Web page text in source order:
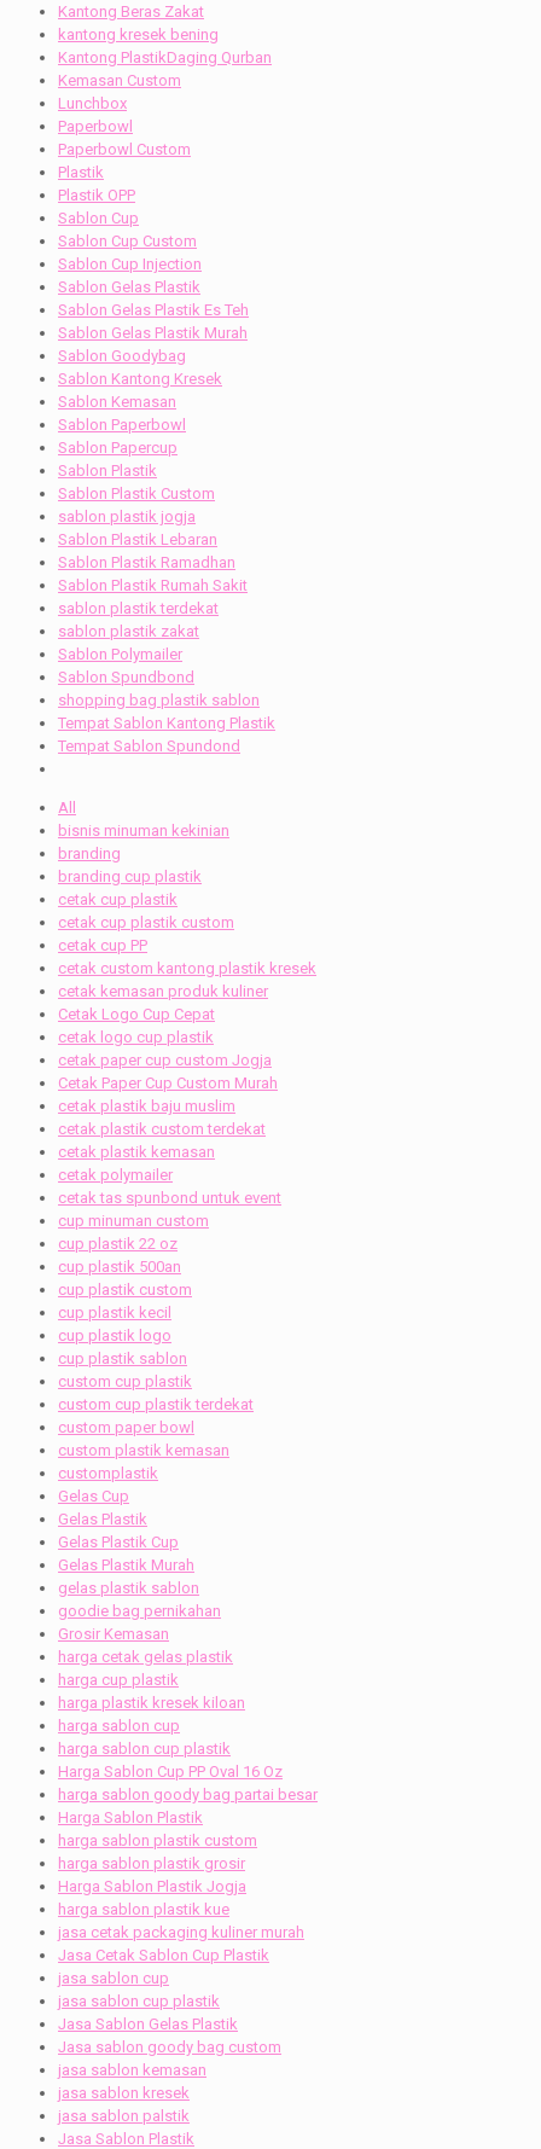
Kantong Beras Zakat
kantong kresek bening
Kantong PlastikDaging Qurban
Kemasan Custom
Lunchbox
Paperbowl
Paperbowl Custom
Plastik
Plastik OPP
Sablon Cup
Sablon Cup Custom
Sablon Cup Injection
Sablon Gelas Plastik
Sablon Gelas Plastik Es Teh
Sablon Gelas Plastik Murah
Sablon Goodybag
Sablon Kantong Kresek
Sablon Kemasan
Sablon Paperbowl
Sablon Papercup
Sablon Plastik
Sablon Plastik Custom
sablon plastik jogja
Sablon Plastik Lebaran
Sablon Plastik Ramadhan
Sablon Plastik Rumah Sakit
sablon plastik terdekat
sablon plastik zakat
Sablon Polymailer
Sablon Spundbond
shopping bag plastik sablon
Tempat Sablon Kantong Plastik
Tempat Sablon Spundond
All
bisnis minuman kekinian
branding
branding cup plastik
cetak cup plastik
cetak cup plastik custom
cetak cup PP
cetak custom kantong plastik kresek
cetak kemasan produk kuliner
Cetak Logo Cup Cepat
cetak logo cup plastik
cetak paper cup custom Jogja
Cetak Paper Cup Custom Murah
cetak plastik baju muslim
cetak plastik custom terdekat
cetak plastik kemasan
cetak polymailer
cetak tas spunbond untuk event
cup minuman custom
cup plastik 22 oz
cup plastik 500an
cup plastik custom
cup plastik kecil
cup plastik logo
cup plastik sablon
custom cup plastik
custom cup plastik terdekat
custom paper bowl
custom plastik kemasan
customplastik
Gelas Cup
Gelas Plastik
Gelas Plastik Cup
Gelas Plastik Murah
gelas plastik sablon
goodie bag pernikahan
Grosir Kemasan
harga cetak gelas plastik
harga cup plastik
harga plastik kresek kiloan
harga sablon cup
harga sablon cup plastik
Harga Sablon Cup PP Oval 16 Oz
harga sablon goody bag partai besar
Harga Sablon Plastik
harga sablon plastik custom
harga sablon plastik grosir
Harga Sablon Plastik Jogja
harga sablon plastik kue
jasa cetak packaging kuliner murah
Jasa Cetak Sablon Cup Plastik
jasa sablon cup
jasa sablon cup plastik
Jasa Sablon Gelas Plastik
Jasa sablon goody bag custom
jasa sablon kemasan
jasa sablon kresek
jasa sablon palstik
Jasa Sablon Plastik